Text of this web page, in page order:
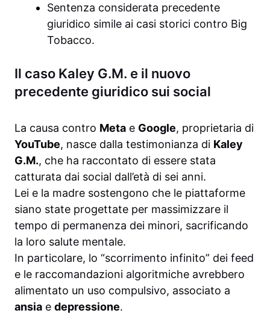
Sentenza considerata precedente
giuridico simile ai casi storici contro Big
Tobacco.
Il caso Kaley G.M. e il nuovo
precedente giuridico sui social
La causa contro Meta e Google, proprietaria di
YouTube, nasce dalla testimonianza di Kaley
G.M., che ha raccontato di essere stata
catturata dai social dall’età di sei anni.
Lei e la madre sostengono che le piattaforme
siano state progettate per massimizzare il
tempo di permanenza dei minori, sacrificando
la loro salute mentale.
In particolare, lo “scorrimento infinito” dei feed
e le raccomandazioni algoritmiche avrebbero
alimentato un uso compulsivo, associato a
ansia e depressione.